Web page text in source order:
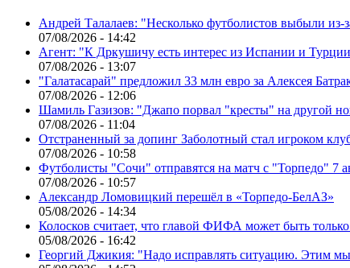
Андрей Талалаев: "Несколько футболистов выбыли
07/08/2026 - 14:42
Агент: "К Дркушичу есть интерес из Испании и
07/08/2026 - 13:07
"Галатасарай" предложил 33 млн евро за Алексея
07/08/2026 - 12:06
Шамиль Газизов: "Джапо порвал "кресты" на другой
07/08/2026 - 11:04
Отстраненный за допинг Заболотный стал игроком
07/08/2026 - 10:58
Футболисты "Сочи" отправятся на матч с "Торпедо" 7
07/08/2026 - 10:57
Александр Ломовицкий перешёл в «Торпедо-БелАЗ»
05/08/2026 - 14:34
Колосков считает, что главой ФИФА может быть
05/08/2026 - 16:42
Георгий Джикия: "Надо исправлять ситуацию. Этим